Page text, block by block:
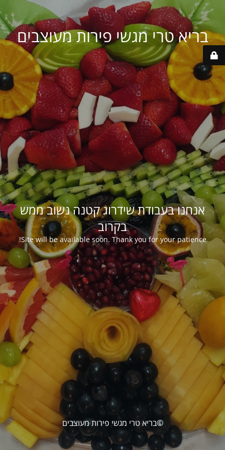
בריא טרי מגשי פירות מעוצבים
אנחנו בעבודת שידרוג קטנה נשוב ממש
בקרוב
Site will be available soon. Thank you for your patience!
©בריא טרי מגשי פירות מעוצבים